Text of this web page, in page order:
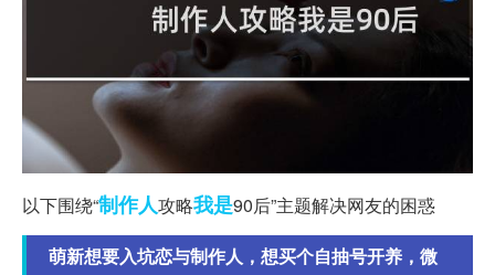
以下围绕“制作人攻略我是90后”主题解决网友的困惑
萌新想要入坑恋与制作人，想买个自抽号开养，微